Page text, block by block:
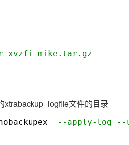
xvzfi mike.tar.gz
文件的目录
--apply-log --